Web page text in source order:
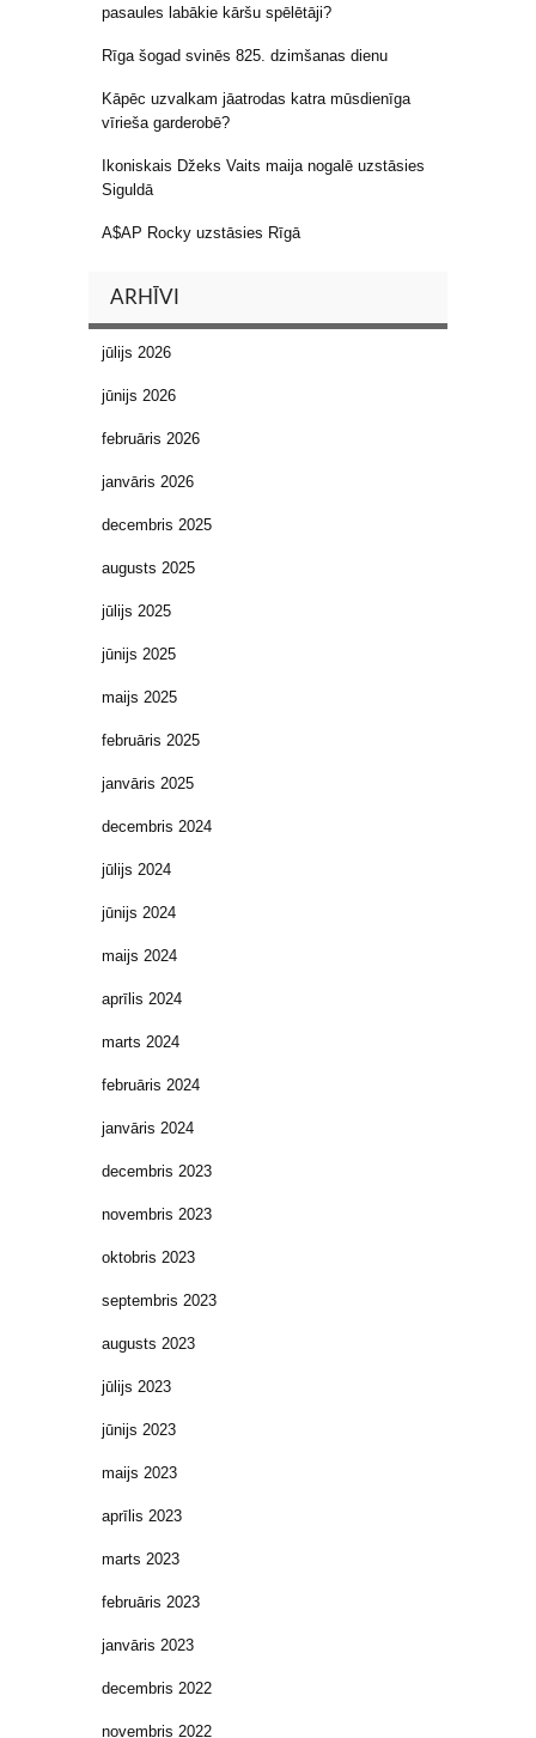
pasaules labākie kāršu spēlētāji?
Rīga šogad svinēs 825. dzimšanas dienu
Kāpēc uzvalkam jāatrodas katra mūsdienīga
vīrieša garderobē?
Ikoniskais Džeks Vaits maija nogalē uzstāsies
Siguldā
A$AP Rocky uzstāsies Rīgā
ARHĪVI
jūlijs 2026
jūnijs 2026
februāris 2026
janvāris 2026
decembris 2025
augusts 2025
jūlijs 2025
jūnijs 2025
maijs 2025
februāris 2025
janvāris 2025
decembris 2024
jūlijs 2024
jūnijs 2024
maijs 2024
aprīlis 2024
marts 2024
februāris 2024
janvāris 2024
decembris 2023
novembris 2023
oktobris 2023
septembris 2023
augusts 2023
jūlijs 2023
jūnijs 2023
maijs 2023
aprīlis 2023
marts 2023
februāris 2023
janvāris 2023
decembris 2022
novembris 2022